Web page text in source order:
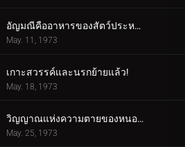
อัญมณีคืออาหารของสัตว์ประหลาด!
May. 11, 1973
เกาะสวรรค์และนรกย้ายแล้ว!
May. 18, 1973
วิญญาณแห่งความตายของหนองน้ำกินคน
May. 25, 1973